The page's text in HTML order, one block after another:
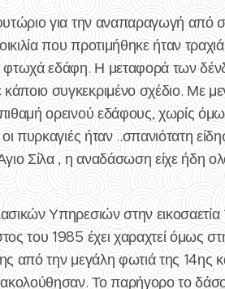
για την αναπαραγωγή από
που προτιμήθηκε ήταν
εδάφη. Η μεταφορά των
συγκεκριμένο σχέδιο. Με
ορεινού εδάφους, χωρίς
πυρκαγιές ήταν ..σπανιότατη
Σίλα , η αναδάσωση είχε ήδη
Υπηρεσιών στην
του 1985 έχει χαραχτεί όμως
από την μεγάλη φωτιά της 14ης
Το παρήγορο το